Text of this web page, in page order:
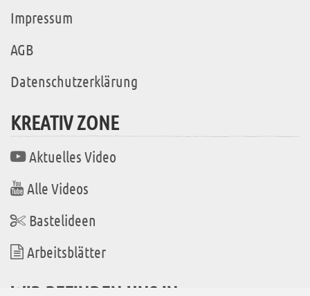
Impressum
AGB
Datenschutzerklärung
KREATIV ZONE
Aktuelles Video
Alle Videos
Bastelideen
Arbeitsblätter